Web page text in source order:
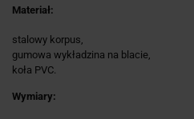
Materiał:
stalowy korpus,
gumowa wykładzina na blacie,
koła PVC.
Wymiary: